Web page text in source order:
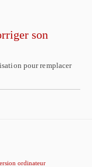
son
pour remplacer
ordinateur